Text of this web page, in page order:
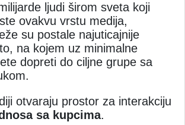
ljudi širom sveta koji
ovakvu vrstu medija,
su postale najuticajnije
na kojem uz minimalne
dopreti do ciljne grupe sa
otvaraju prostor za interakciju
sa kupcima.